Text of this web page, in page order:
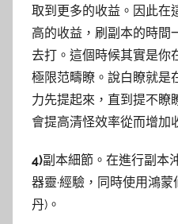
取到更多的收益。因此在
高的收益，刷副本的時間
去打。這個時候其實是你
極限范疇瞭。說白瞭就是
力先提起來，直到提不瞭
會提高清怪效率從而增加
4)副本細節。在進行副本
器靈·經驗，同時使用鴻
丹)。